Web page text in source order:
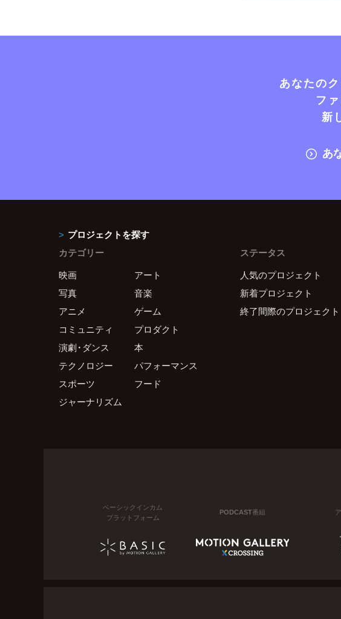
あなたの
フ
新
あ
プロジェクトを探す
カテゴリー
映画
アート
写真
音楽
アニメ
ゲーム
コミュニティ
プロダクト
演劇・ダンス
本
テクノロジー
パフォーマンス
スポーツ
フード
ジャーナリズム
ステータス
人気のプロジェクト
新着プロジェクト
終了間際のプロジェクト
ベーシックインカム
プラットフォーム
PODCAST番組